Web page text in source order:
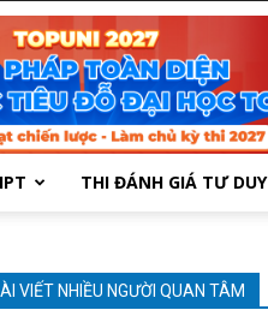
THI ĐÁNH GIÁ TƯ DUY
VIẾT NHIỀU NGƯỜI QUAN TÂM